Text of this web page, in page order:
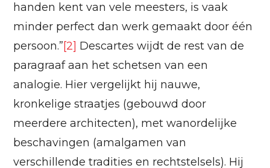
handen kent van vele meesters, is vaak
minder perfect dan werk gemaakt door één
persoon.”[2] Descartes wijdt de rest van de
paragraaf aan het schetsen van een
analogie. Hier vergelijkt hij nauwe,
kronkelige straatjes (gebouwd door
meerdere architecten), met wanordelijke
beschavingen (amalgamen van
verschillende tradities en rechtstelsels). Hij